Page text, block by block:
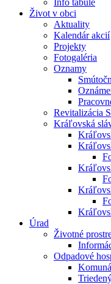
Info tabule
Život v obci
Aktuality
Kalendár akcií
Projekty
Fotogaléria
Oznamy
Revitalizácia
Kráľovská
Úrad
Životné
Odpadové